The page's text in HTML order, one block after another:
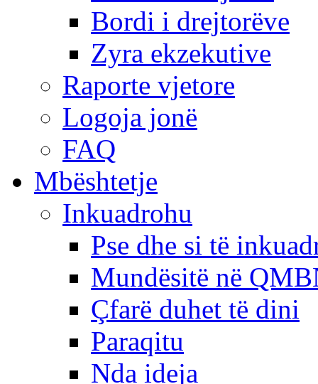
Bordi i drejtorëve
Zyra ekzekutive
Raporte vjetore
Logoja jonë
FAQ
Mbështetje
Inkuadrohu
Pse dhe si të
Mundësitë në
Çfarë duhet të dini
Paraqitu
Nda ideja